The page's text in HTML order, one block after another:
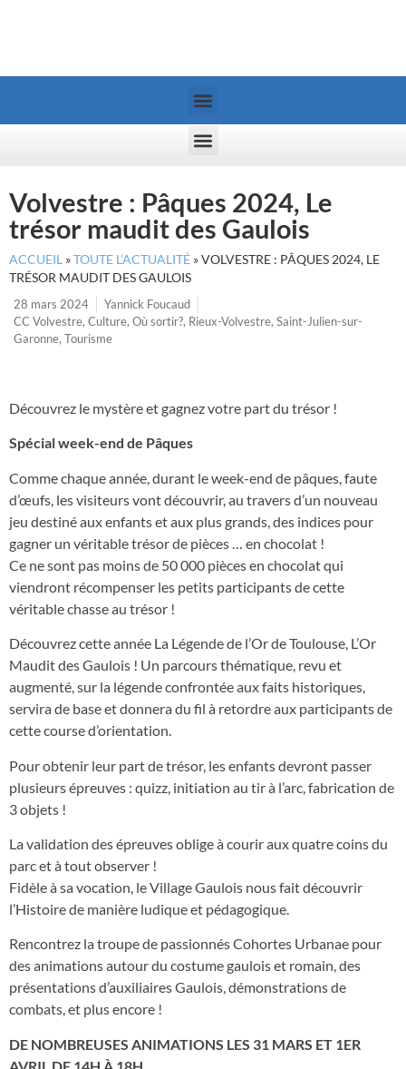
Volvestre : Pâques 2024, Le
trésor maudit des Gaulois
ACCUEIL »TOUTE L’ACTUALITÉ »VOLVESTRE : PÂQUES 2024, LE
TRÉSOR MAUDIT DES GAULOIS
28 mars 2024
Yannick Foucaud
CC Volvestre, Culture, Où sortir?, Rieux-Volvestre, Saint-Julien-sur-
Garonne, Tourisme
Découvrez le mystère et gagnez votre part du trésor !
Spécial week-end de Pâques
Comme chaque année, durant le week-end de pâques, faute
d’œufs, les visiteurs vont découvrir, au travers d’un nouveau
jeu destiné aux enfants et aux plus grands, des indices pour
gagner un véritable trésor de pièces … en chocolat !
Ce ne sont pas moins de 50 000 pièces en chocolat qui
viendront récompenser les petits participants de cette
véritable chasse au trésor !
Découvrez cette année La Légende de l’Or de Toulouse, L’Or
Maudit des Gaulois ! Un parcours thématique, revu et
augmenté, sur la légende confrontée aux faits historiques,
servira de base et donnera du fil à retordre aux participants de
cette course d’orientation.
Pour obtenir leur part de trésor, les enfants devront passer
plusieurs épreuves : quizz, initiation au tir à l’arc, fabrication de
3 objets !
La validation des épreuves oblige à courir aux quatre coins du
parc et à tout observer !
Fidèle à sa vocation, le Village Gaulois nous fait découvrir
l’Histoire de manière ludique et pédagogique.
Rencontrez la troupe de passionnés Cohortes Urbanae pour
des animations autour du costume gaulois et romain, des
présentations d’auxiliaires Gaulois, démonstrations de
combats, et plus encore !
DE NOMBREUSES ANIMATIONS LES 31 MARS ET 1ER